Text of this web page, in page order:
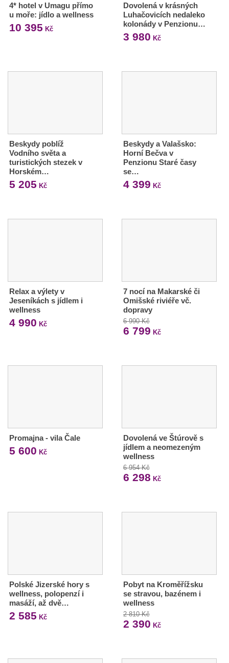
4* hotel v Umagu přímo
u moře: jídlo a wellness
10 395 Kč
Dovolená v krásných
Luhačovicích nedaleko
kolonády v Penzionu…
3 980 Kč
Beskydy poblíž
Vodního světa a
turistických stezek v
Horském…
5 205 Kč
Beskydy a Valašsko:
Horní Bečva v
Penzionu Staré časy
se…
4 399 Kč
Relax a výlety v
Jeseníkách s jídlem i
wellness
4 990 Kč
7 nocí na Makarské či
Omišské riviéře vč.
dopravy
6 990 Kč
6 799 Kč
Promajna - vila Čale
5 600 Kč
Dovolená ve Štúrově s
jídlem a neomezeným
wellness
6 954 Kč
6 298 Kč
Polské Jizerské hory s
wellness, polopenzí i
masáží, až dvě…
2 585 Kč
Pobyt na Kroměřížsku
se stravou, bazénem i
wellness
2 810 Kč
2 390 Kč